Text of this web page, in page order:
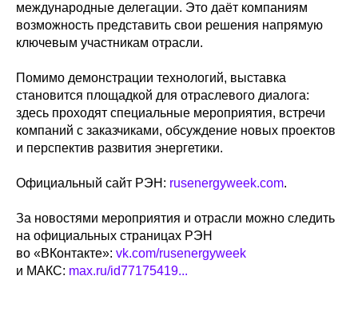
международные делегации. Это даёт компаниям
возможность представить свои решения напрямую
ключевым участникам отрасли.
Помимо демонстрации технологий, выставка
становится площадкой для отраслевого диалога:
здесь проходят специальные мероприятия, встречи
компаний с заказчиками, обсуждение новых проектов
и перспектив развития энергетики.
Официальный сайт РЭН: rusenergyweek.com.
За новостями мероприятия и отрасли можно следить
на официальных страницах РЭН
во «ВКонтакте»: vk.com/rusenergyweek
и МАКС: max.ru/id77175419...